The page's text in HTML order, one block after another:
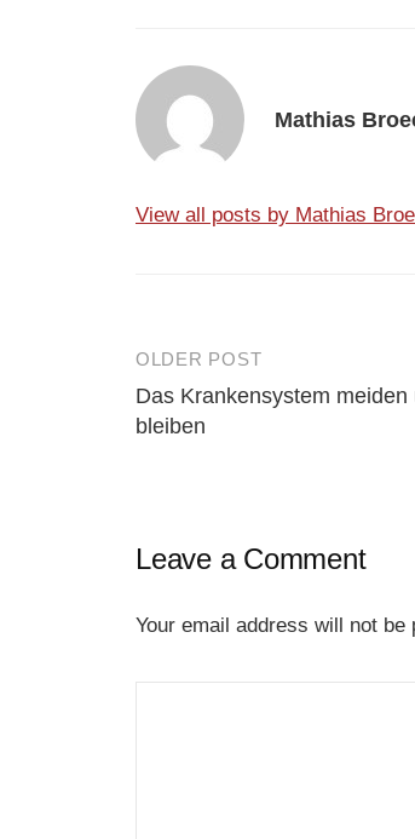
Mathias
View all posts by Mathias
Post
navigation
OLDER POST
Das Krankensystem meiden
bleiben
Leave a Comment
Your email address will not be